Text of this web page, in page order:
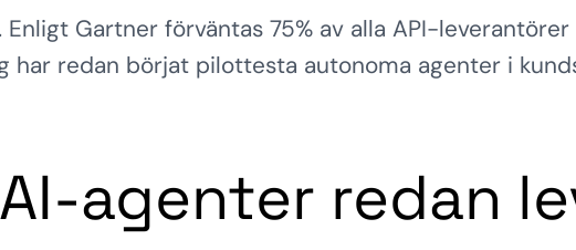
Gartner förväntas 75% av alla API-
har redan börjat pilottesta autonoma agenter i
agenter redan